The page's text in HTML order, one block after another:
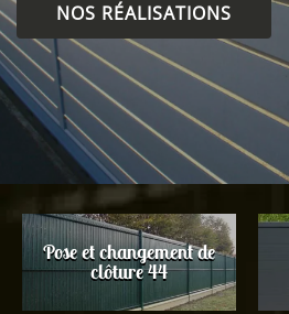
NOS RÉALISATIONS
Pose et changement de
clôture 44